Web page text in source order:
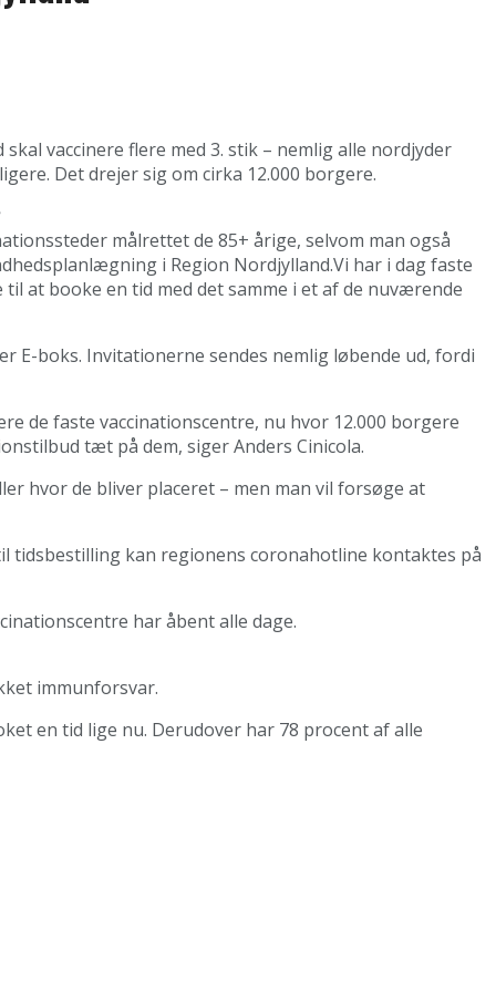
vaccinere flere med 3. stik – nemlig alle nordjyder
Det drejer sig om cirka 12.000 borgere.
målrettet de 85+ årige, selvom man også
i Region Nordjylland.Vi har i dag faste
at booke en tid med det samme i et af de nuværende
E-boks. Invitationerne sendes nemlig løbende ud, fordi
de faste vaccinationscentre, nu hvor 12.000 borgere
tæt på dem, siger Anders Cinicola.
hvor de bliver placeret – men man vil forsøge at
tidsbestilling kan regionens coronahotline kontaktes på
har åbent alle dage.
immunforsvar.
en tid lige nu. Derudover har 78 procent af alle